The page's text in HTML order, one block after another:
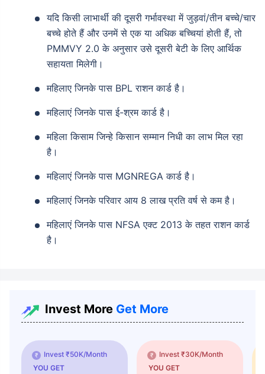
यदि किसी लाभार्थी की दूसरी गर्भावस्था में जुड़वां/तीन बच्चे/चार
बच्चे होते हैं और उनमें से एक या अधिक बच्चियां होती हैं, तो
PMMVY 2.0 के अनुसार उसे दूसरी बेटी के लिए आर्थिक
सहायता मिलेगी।
महिलाए जिनके पास BPL राशन कार्ड है।
महिलाएं जिनके पास ई-श्रम कार्ड है।
महिला किसाम जिन्हे किसान सम्मान निधी का लाभ मिल रहा
है।
महिलाएं जिनके पास MGNREGA कार्ड है।
महिलाएं जिनके परिवार आय 8 लाख प्रति वर्ष से कम है।
महिलाएं जिनके पास NFSA एक्ट 2013 के तहत राशन कार्ड
है।
Invest More Get More
Invest ₹50K/Month
YOU GET
Invest ₹30K/Month
YOU GET